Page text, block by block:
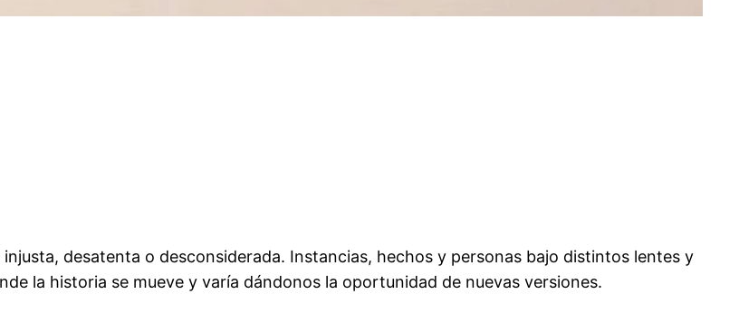
desatenta o desconsiderada. Instancias, hechos y personas bajo distintos lentes y
la historia se mueve y varía dándonos la oportunidad de nuevas versiones.